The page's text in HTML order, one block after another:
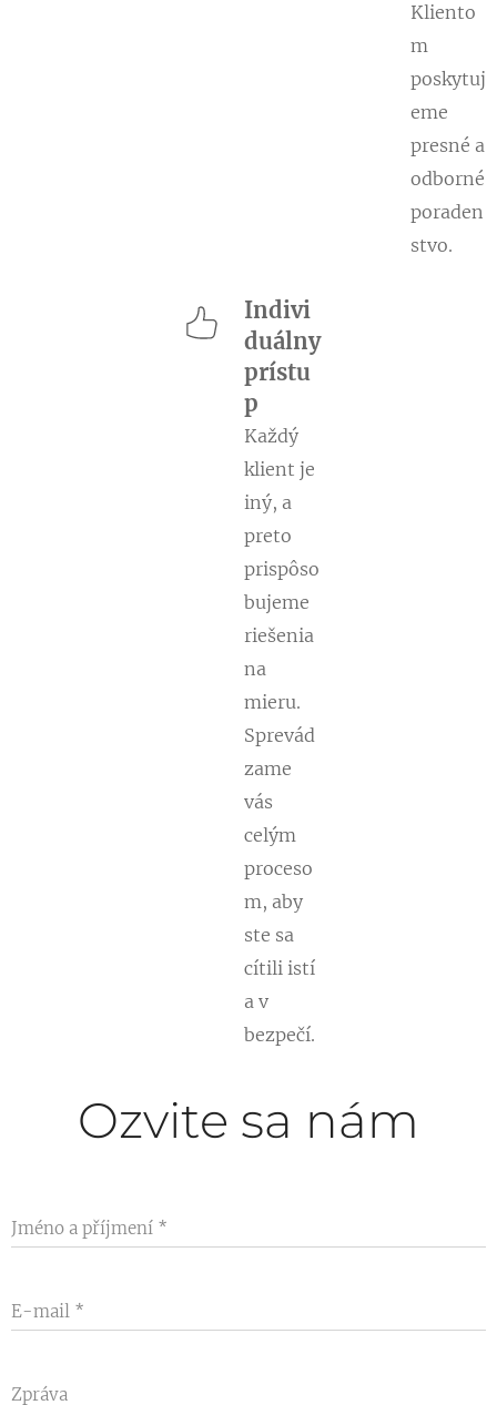
Kliento
m
poskytuj
eme
presné a
odborné
poraden
stvo.
Indivi
duálny
prístu
p
Každý
klient je
iný, a
preto
prispôso
bujeme
riešenia
na
mieru.
Sprevád
zame
vás
celým
proceso
m, aby
ste sa
cítili istí
a v
bezpečí.
Ozvite sa nám
Jméno a příjmení
E-mail
Zpráva